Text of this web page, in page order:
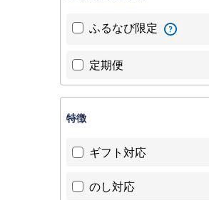
ふるなび限定
定期便
特徴
ギフト対応
のし対応